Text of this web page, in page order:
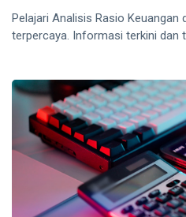
Pelajari Analisis Rasio Keuangan
terpercaya. Informasi terkini dan